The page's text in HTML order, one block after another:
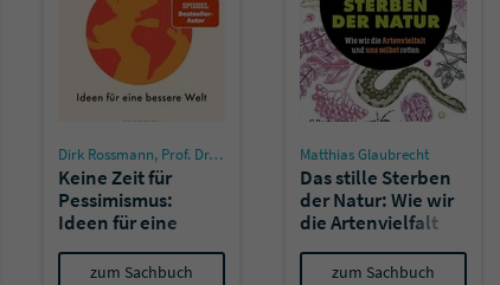
Dirk Rossmann, Prof. Dr. Josef Settele
Keine Zeit für
Pessimismus:
Ideen für eine
zum Sachbuch
Matthias Glaubrecht
Das stille Sterben
der Natur: Wie wir
die Artenvielfalt
rettenzum Sachbuch